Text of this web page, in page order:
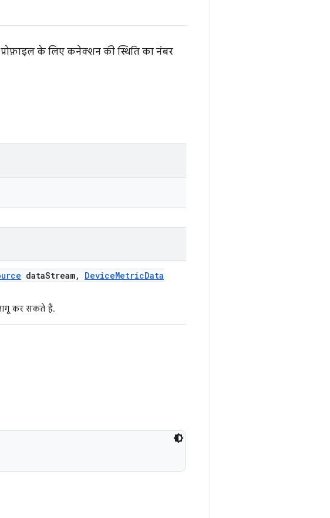
के लिए कनेक्शन की स्थिति का नंबर
dataStream, DeviceMetricData
कर सकते हैं.